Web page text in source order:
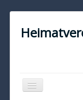
Navigation
an/aus